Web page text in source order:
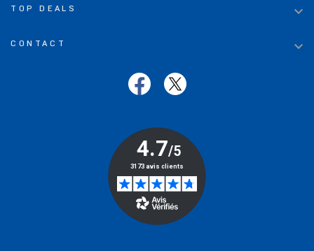
TOP DEALS 
CONTACT 